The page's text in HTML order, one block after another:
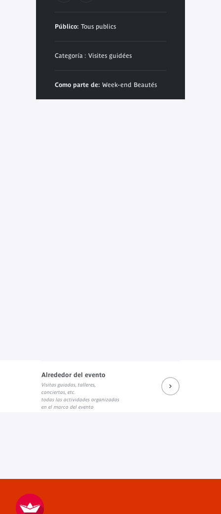
Público: Tous publics
Categoría : Visites guidées
Como parte de: Week-end Beautés
Alrededor del evento
Visitas guiadas, talleres,
conciertos, etc.
todas las actividades organizadas
en el marco del evento